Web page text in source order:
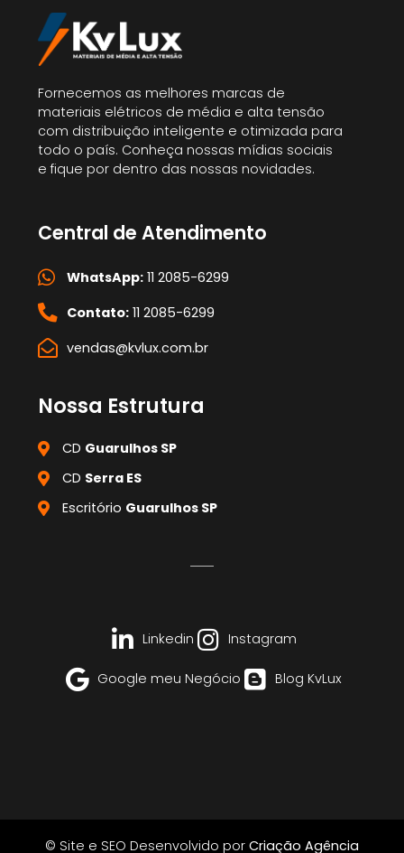
Fornecemos as melhores marcas de
materiais elétricos de média e alta tensão
com distribuição inteligente e otimizada para
todo o país. Conheça nossas mídias sociais
e fique por dentro das nossas novidades.
Central de Atendimento
WhatsApp:11 2085-6299
Contato:11 2085-6299
vendas@kvlux.com.br
Nossa Estrutura
CD Guarulhos SP
CD Serra ES
Escritório Guarulhos SP
Linkedin Instagram
Google meu Negócio Blog KvLux
© Site e SEO Desenvolvido por Criação Agência